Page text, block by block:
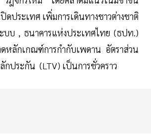
ดประเทศ เพิ่มการเดินทางชาวต่างชาติ
บบ , ธนาคารแห่งประเทศไทย (ธปท.)
หลักเกณฑ์การกำกับเพดาน อัตราส่วน
ประกัน (LTV) เป็นการชั่วคราว